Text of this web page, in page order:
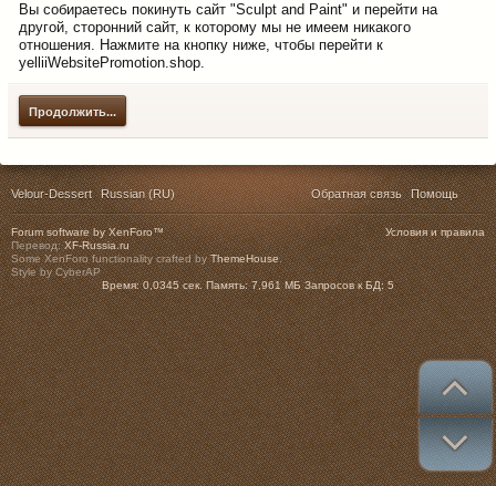
Вы собираетесь покинуть сайт "Sculpt and Paint" и перейти на
другой, сторонний сайт, к которому мы не имеем никакого
отношения. Нажмите на кнопку ниже, чтобы перейти к
yelliiWebsitePromotion.shop.
Продолжить...
Velour-Dessert Russian (RU) Обратная связь Помощь
Условия и правила
Forum software by XenForo™
Перевод:XF-Russia.ru
Some XenForo functionality crafted byThemeHouse.
Style by CyberAP
Время: 0,0345 сек. Память: 7,961 МБ Запросов к БД: 5